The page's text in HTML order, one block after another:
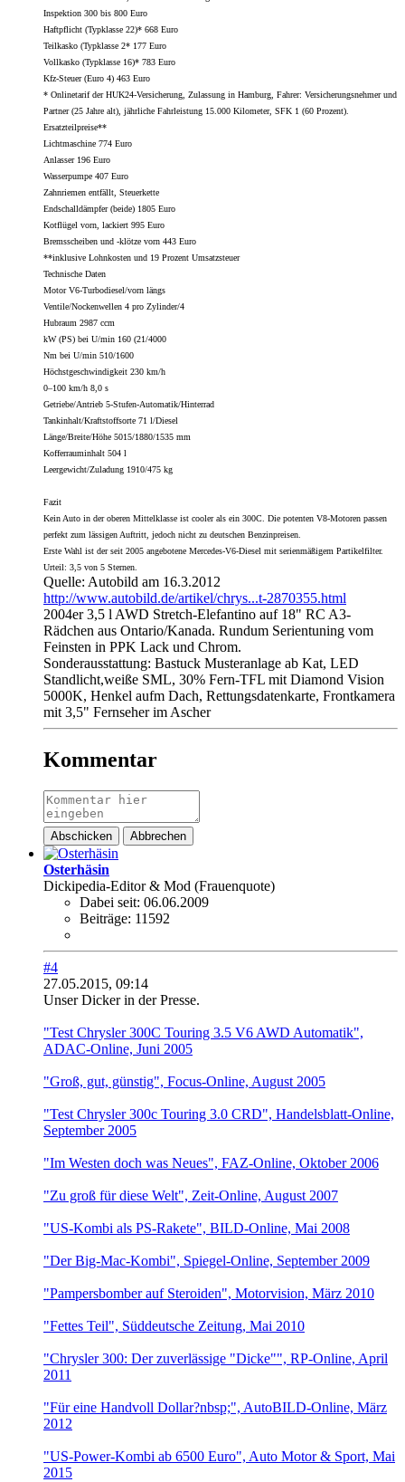
Inspektion 300 bis 800 Euro
Haftpflicht (Typklasse 22)* 668 Euro
Teilkasko (Typklasse 2* 177 Euro
Vollkasko (Typklasse 16)* 783 Euro
Kfz-Steuer (Euro 4) 463 Euro
* Onlinetarif der HUK24-Versicherung, Zulassung in Hamburg, Fahrer: Versicherungsnehmer und
Partner (25 Jahre alt), jährliche Fahrleistung 15.000 Kilometer, SFK 1 (60 Prozent).
Ersatzteilpreise**
Lichtmaschine 774 Euro
Anlasser 196 Euro
Wasserpumpe 407 Euro
Zahnriemen entfällt, Steuerkette
Endschalldämpfer (beide) 1805 Euro
Kotflügel vorn, lackiert 995 Euro
Bremsscheiben und -klötze vorn 443 Euro
**inklusive Lohnkosten und 19 Prozent Umsatzsteuer
Technische Daten
Motor V6-Turbodiesel/vorn längs
Ventile/Nockenwellen 4 pro Zylinder/4
Hubraum 2987 ccm
kW (PS) bei U/min 160 (21/4000
Nm bei U/min 510/1600
Höchstgeschwindigkeit 230 km/h
0–100 km/h 8,0 s
Getriebe/Antrieb 5-Stufen-Automatik/Hinterrad
Tankinhalt/Kraftstoffsorte 71 l/Diesel
Länge/Breite/Höhe 5015/1880/1535 mm
Kofferrauminhalt 504 l
Leergewicht/Zuladung 1910/475 kg
Fazit
Kein Auto in der oberen Mittelklasse ist cooler als ein 300C. Die potenten V8-Motoren passen
perfekt zum lässigen Auftritt, jedoch nicht zu deutschen Benzinpreisen.
Erste Wahl ist der seit 2005 angebotene Mercedes-V6-Diesel mit serienmäßigem Partikelfilter.
Urteil: 3,5 von 5 Sternen.
Quelle: Autobild am 16.3.2012
http://www.autobild.de/artikel/chrys...t-2870355.html
2004er 3,5 l AWD Stretch-Elefantino auf 18" RC A3-
Rädchen aus Ontario/Kanada. Rundum Serientuning vom
Feinsten in PPK Lack und Chrom.
Sonderausstattung: Bastuck Musteranlage ab Kat, LED
Standlicht,weiße SML, 30% Fern-TFL mit Diamond Vision
5000K, Henkel aufm Dach, Rettungsdatenkarte, Frontkamera
mit 3,5" Fernseher im Ascher
Kommentar
Abschicken Abbrechen
Osterhäsin
Dickipedia-Editor & Mod (Frauenquote)
Dabei seit: 06.06.2009
Beiträge: 11592
#4
27.05.2015, 09:14
Unser Dicker in der Presse.
"Test Chrysler 300C Touring 3.5 V6 AWD Automatik",
ADAC-Online, Juni 2005
"Groß, gut, günstig", Focus-Online, August 2005
"Test Chrysler 300c Touring 3.0 CRD", Handelsblatt-Online,
September 2005
"Im Westen doch was Neues", FAZ-Online, Oktober 2006
"Zu groß für diese Welt", Zeit-Online, August 2007
"US-Kombi als PS-Rakete", BILD-Online, Mai 2008
"Der Big-Mac-Kombi", Spiegel-Online, September 2009
"Pampersbomber auf Steroiden", Motorvision, März 2010
"Fettes Teil", Süddeutsche Zeitung, Mai 2010
"Chrysler 300: Der zuverlässige "Dicke"", RP-Online, April
2011
"Für eine Handvoll Dollar?nbsp;", AutoBILD-Online, März
2012
"US-Power-Kombi ab 6500 Euro", Auto Motor & Sport, Mai
2015